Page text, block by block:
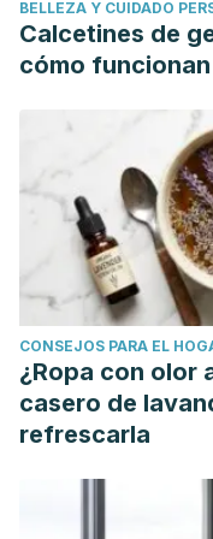
Marco. Gasbarrini,
European Journal
https://
NCBI. (2007).
An overview of
https://
Medical News
https://
Science Notes.
Contain Cyanide.
seeds-and-cherry-
HealthLinePlus.
https://
hypernatraemic
https://
BELLEZA Y CUIDADO
Calcetines de
cómo
CONSEJOS PARA EL
¿Ropa con olor
casero de
refrescarla